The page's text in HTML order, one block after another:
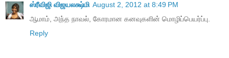
ஸ்ரீவிஜி விஜயலக்ஷ்மி August 2, 2012 at 8:49 PM
ஆமாம், அந்த நாவல், கோரமான கனவுகளின் மொழிப்பெயர்ப்பு.
Reply